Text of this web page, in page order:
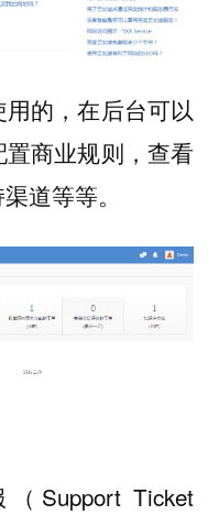
的，在后台可以
商业规则，查看
道等等。
Support Ticket